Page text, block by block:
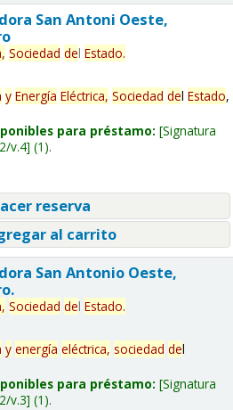
San Antoni Oeste,
Sociedad del Estado.
y Energía Eléctrica, Sociedad del Estado,
para préstamo: Signatura
v.4 (1).
reserva
al carrito
San Antonio Oeste,
Sociedad del Estado.
y energía eléctrica, sociedad del
para préstamo: Signatura
v.3 (1).